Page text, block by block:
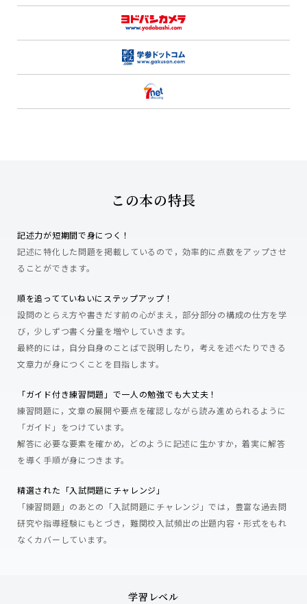
この本の特長
記述力が短期間で身につく！
記述に特化した問題を掲載しているので，効率的に点数をアップさせ
ることができます。
順を追ってていねいにステップアップ！
設問のとらえ方や書きだす前の心がまえ，部分部分の構成の仕方を学
び，少しずつ書く分量を増やしていきます。
最終的には，自分自身のことばで説明したり，考えを述べたりできる
文章力が身につくことを目指します。
「ガイド付き練習問題」で一人の勉強でも大丈夫！
練習問題に，文章の展開や要点を確認しながら読み進められるように
「ガイド」をつけています。
解答に必要な要素を確かめ，どのように記述に生かすか，着実に解答
を導く手順が身につきます。
精選された「入試問題にチャレンジ」
「練習問題」のあとの「入試問題にチャレンジ」では，豊富な過去問
研究や指導経験にもとづき，難関校入試頻出の出題内容・形式をもれ
なくカバーしています。
学習レベル